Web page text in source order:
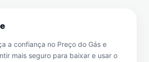
a confiança no Preço do Gás e
mais seguro para baixar e usar o